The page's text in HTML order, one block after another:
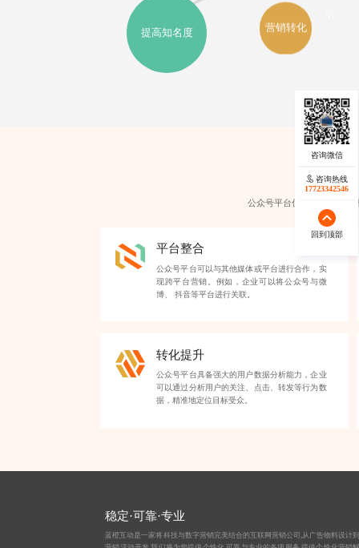
提高知名度
营销转化
公众号平台优势包括：品牌
平台整合
公众号平台可以与其他媒体或平台进行合作，实
现跨平台营销。例如，企业可以将公众号与微
博、 抖音等平台进行关联。
转化提升
公众号平台具备强大的用户数据分析能力，企业
可以通过分析用户的关注、点击、转发等行为数
据，精准地定位目标受众。
咨询热线
17723342546
回到顶部
咨询热线
17723342546
回到顶部
稳定·可靠·专业
蓝橙互动是一家将科技与数字营销完美结合的互联网营销公司,从 广告物料设计